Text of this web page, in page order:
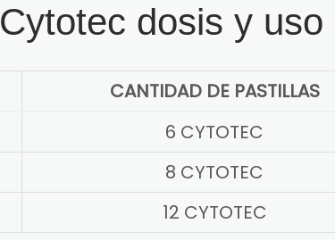
Cytotec dosis y uso
CANTIDAD DE PASTILLAS
6 CYTOTEC
8 CYTOTEC
12 CYTOTEC